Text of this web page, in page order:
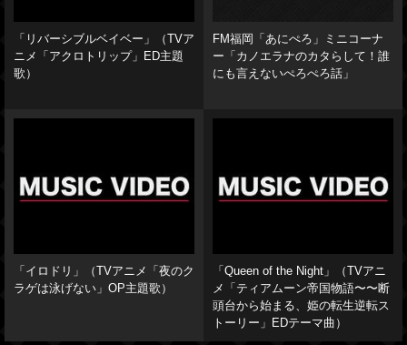
「リバーシブルベイベー」（TVア
ニメ「アクロトリップ」ED主題
歌）
FM福岡「あにぺろ」ミニコーナ
ー「カノエラナのカタらして！誰
にも言えないぺろぺろ話」
「イロドリ」（TVアニメ「夜のク
ラゲは泳げない」OP主題歌）
「Queen of the Night」（TVアニ
メ「ティアムーン帝国物語〜〜断
頭台から始まる、姫の転生逆転ス
トーリー」EDテーマ曲）